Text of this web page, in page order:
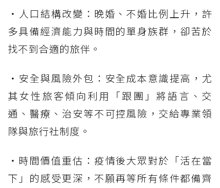
・人口結構改變：晚婚、不婚比例上升，許
多具備經濟能力與時間的單身族群，卻苦於
找不到合適的旅伴。
・安全與風險外包：安全成本意識提高，尤
其女性旅客傾向利用「跟團」將語言、交
通、醫療、治安等不可控風險，交給專業領
隊與旅行社制度。
・時間價值重估：疫情後大眾對於「活在當
下」的感受更深，不願再等所有條件都備齊